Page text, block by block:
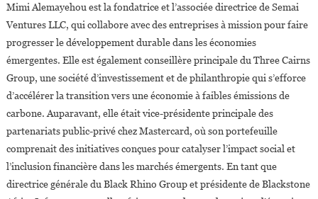
Mimi Alemayehou est la fondatrice et l’associée directrice de Semai
Ventures LLC, qui collabore avec des entreprises à mission pour faire
progresser le développement durable dans les économies
émergentes. Elle est également conseillère principale du Three Cairns
Group, une société d’investissement et de philanthropie qui s’efforce
d’accélérer la transition vers une économie à faibles émissions de
carbone. Auparavant, elle était vice-présidente principale des
partenariats public-privé chez Mastercard, où son portefeuille
comprenait des initiatives conçues pour catalyser l’impact social et
l’inclusion financière dans les marchés émergents. En tant que
directrice générale du Black Rhino Group et présidente de Blackstone